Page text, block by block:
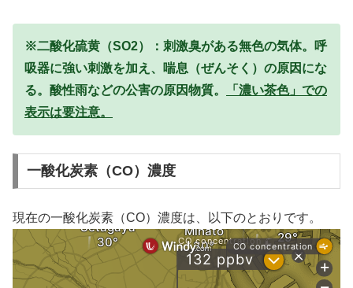
※二酸化硫黄（SO2）：刺激臭がある無色の気体。呼
吸器に強い刺激を加え、喘息（ぜんそく）の原因にな
る。酸性雨などの公害の原因物質。
「濃い茶色」での
表示は要注意。
一酸化炭素（CO）濃度
現在の一酸化炭素（CO）濃度は、以下のとおりです。